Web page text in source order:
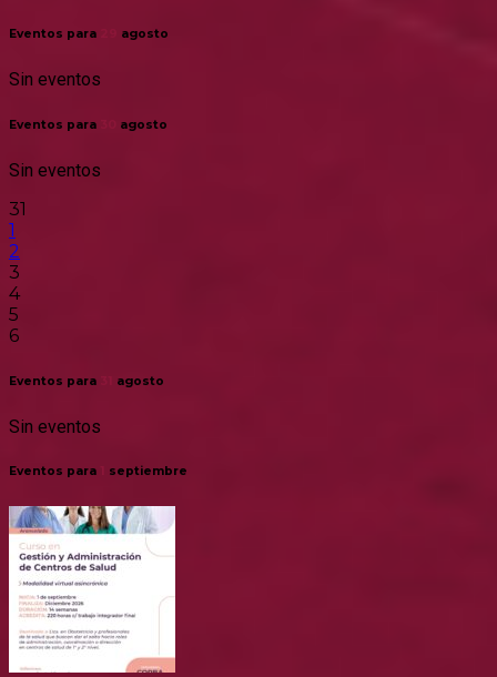
Eventos para agosto
Sin eventos
Eventos para agosto
Sin eventos
31
1
2
3
4
5
6
Eventos para agosto
Sin eventos
Eventos para septiembre